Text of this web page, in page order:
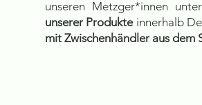
unseren Metzger*innen
unserer Produkteinnerhalb
mit Zwischenhändler aus dem